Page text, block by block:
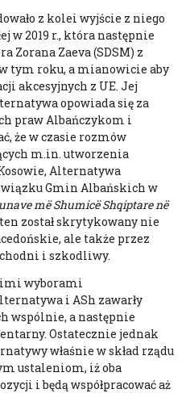
z kolei wyjście z niego
w 2019 r., która następnie
Zorana Zaeva (SDSM) z
tym roku, a mianowicie aby
akcesyjnych z UE. Jej
opowiada się za
praw Albańczykom i
że w czasie rozmów
m.in. utworzenia
Alternatywa
Gmin Albańskich w
më Shumicë Shqiptare në
ten został skrytykowany nie
ale także przez
i szkodliwy.
wyborami
i ASh zawarły
wspólnie, a następnie
Ostatecznie jednak
właśnie w skład rządu
ustaleniom, iż oba
i będą współpracować aż